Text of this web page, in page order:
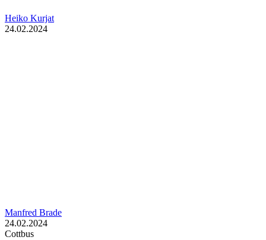
Heiko Kurjat
24.02.2024
Manfred Brade
24.02.2024
Cottbus